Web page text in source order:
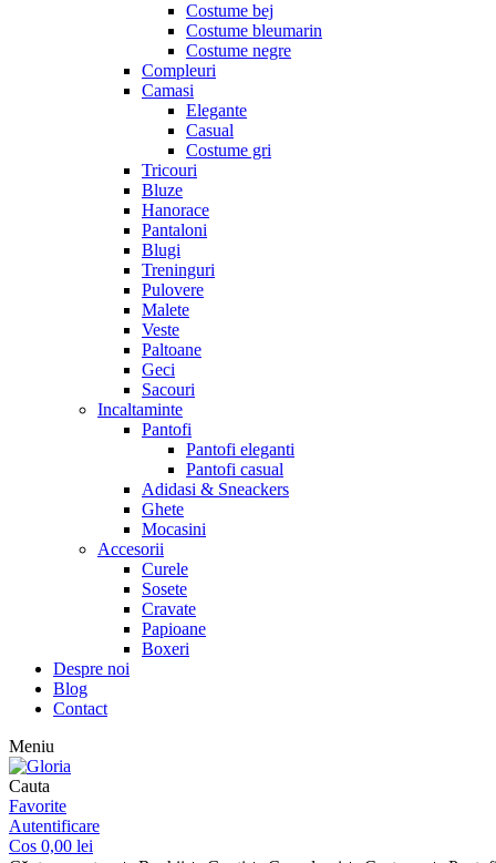
Costume bej
Costume bleumarin
Costume negre
Compleuri
Camasi
Elegante
Casual
Costume gri
Tricouri
Bluze
Hanorace
Pantaloni
Blugi
Treninguri
Pulovere
Malete
Veste
Paltoane
Geci
Sacouri
Incaltaminte
Pantofi
Pantofi eleganti
Pantofi casual
Adidasi & Sneackers
Ghete
Mocasini
Accesorii
Curele
Sosete
Cravate
Papioane
Boxeri
Despre noi
Blog
Contact
Meniu
Cauta
Favorite
Autentificare
Cos 0,00 lei